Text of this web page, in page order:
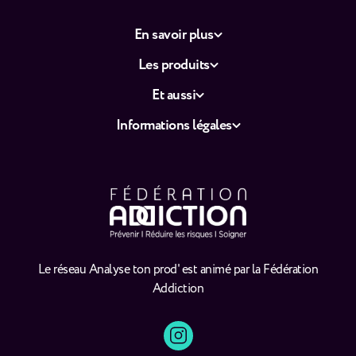
Le réseau Analyse ton prod' est animé par la Fédération
Addiction
En savoir plus
Les produits
Et aussi
Informations légales